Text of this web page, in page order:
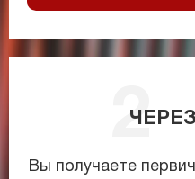
ЧЕРЕЗ
Вы получаете